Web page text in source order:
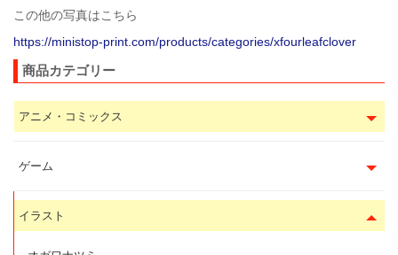
この他の写真はこちら
https://ministop-print.com/products/categories/xfourleafclover
商品カテゴリー
アニメ・コミックス
ゲーム
イラスト